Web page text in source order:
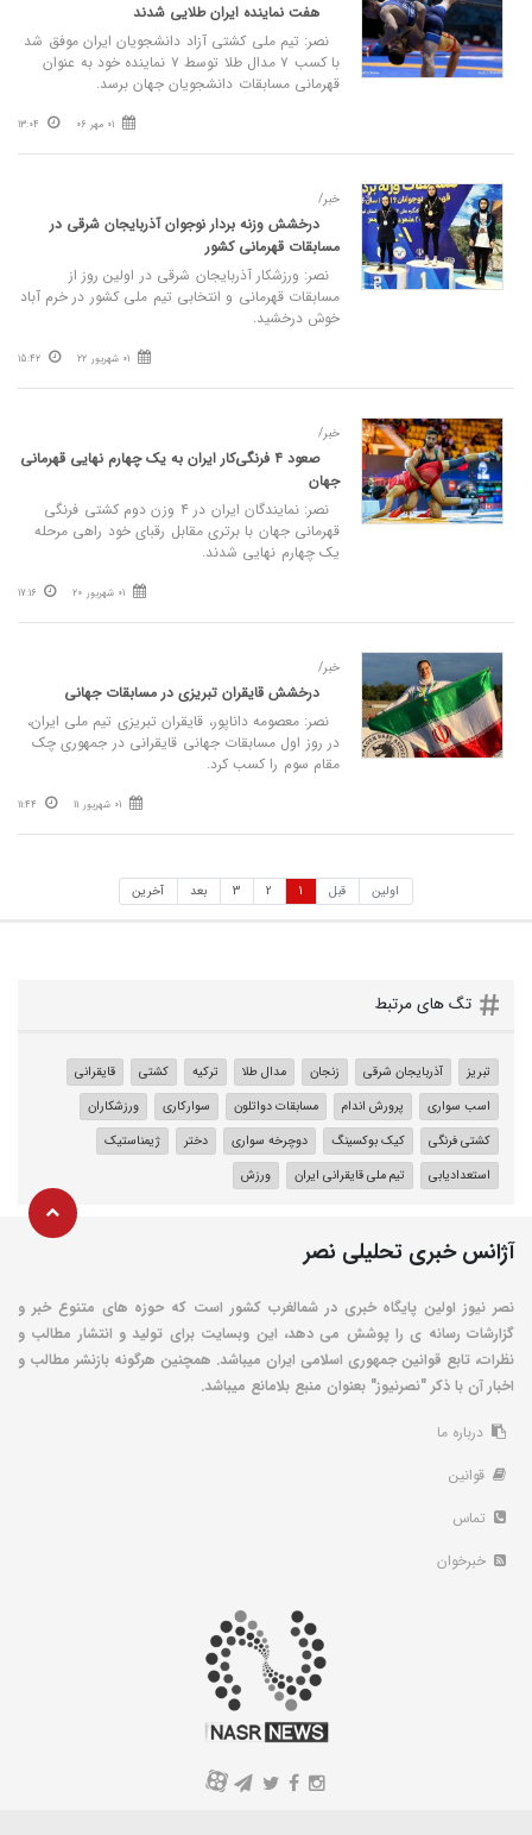
هفت نماینده ایران طلایی شدند
نصر: تیم ملی کشتی آزاد دانشجویان ایران موفق شد
با کسب ۷ مدال طلا توسط ۷ نماینده خود به عنوان
قهرمانی مسابقات دانشجویان جهان برسد.
01 مهر 06 13:04
خبر/
درخشش وزنه بردار نوجوان آذربایجان شرقی در
مسابقات قهرمانی کشور
نصر: ورزشکار آذربایجان شرقی در اولین روز از
مسابقات قهرمانی و انتخابی تیم ملی کشور در خرم آباد
خوش درخشید.
01 شهریور 22 15:42
خبر/
صعود ۴ فرنگی‌کار ایران به یک چهارم نهایی قهرمانی
جهان
نصر: نمایندگان ایران در ۴ وزن دوم کشتی فرنگی
قهرمانی جهان با برتری مقابل رقبای خود راهی مرحله
یک چهارم نهایی شدند.
01 شهریور 20 17:16
خبر/
درخشش قایقران تبریزی در مسابقات جهانی
نصر: معصومه داناپور، قایقران تبریزی تیم ملی ایران،
در روز اول مسابقات جهانی قایقرانی در جمهوری چک
مقام سوم را کسب کرد.
01 شهریور 11 11:44
اولین قبل 1
2
3 بعد آخرین
تگ های مرتبط
تبریز آذربایجان شرقی زنجان مدال طلا ترکیه کشتی
قایقرانی
اسب سواری
پرورش اندام مسابقات دواتلون سوارکاری
ورزشکاران
کشتی فرنگی
کیک بوکسینگ دوچرخه سواری دختر
ژیمناستیک
استعدادیابی
تیم ملی قایقرانی ایران ورزش
آژانس خبری تحلیلی نصر
نصر نیوز اولین پایگاه خبری در شمالغرب کشور است که حوزه های متنوع خبر و
گزارشات رسانه ی را پوشش می دهد، این وبسایت برای تولید و انتشار مطالب و
نظرات، تابع قوانین جمهوری اسلامی ایران میباشد. همچنین هرگونه بازنشر مطالب و
اخبار آن با ذکر "نصرنیوز" بعنوان منبع بلامانع میباشد.
درباره ما
قوانین
تماس
خبرخوان
A